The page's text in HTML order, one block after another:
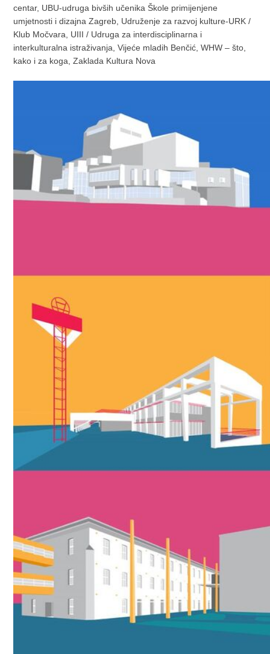
centar, UBU-udruga bivših učenika Škole primijenjene
umjetnosti i dizajna Zagreb, Udruženje za razvoj kulture-URK /
Klub Močvara, UIII / Udruga za interdisciplinarna i
interkulturalna istraživanja, Vijeće mladih Benčić, WHW – što,
kako i za koga, Zaklada Kultura Nova